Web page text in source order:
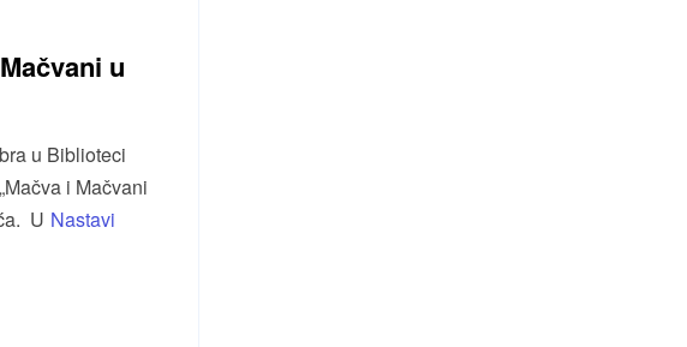
u
u Biblioteci
i Mačvani
U Nastavi